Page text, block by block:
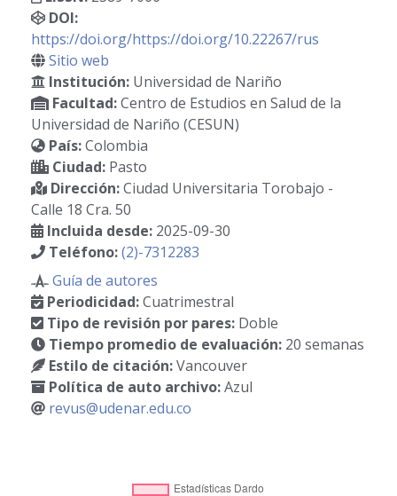
DOI:
https://doi.org/https://doi.org/10.22267/rus
Sitio web
Institución: Universidad de Nariño
Facultad:Centro de Estudios en Salud de la
Universidad de Nariño (CESUN)
País:Colombia
Ciudad: Pasto
Dirección:Ciudad Universitaria Torobajo -
Calle 18 Cra. 50
Incluida desde: 2025-09-30
Teléfono:(2)-7312283
Guía de autores
Periodicidad:Cuatrimestral
Tipo de revisión por pares: Doble
Tiempo promedio de evaluación: 20 semanas
Estilo de citación:Vancouver
Política de auto archivo:Azul
revus@udenar.edu.co